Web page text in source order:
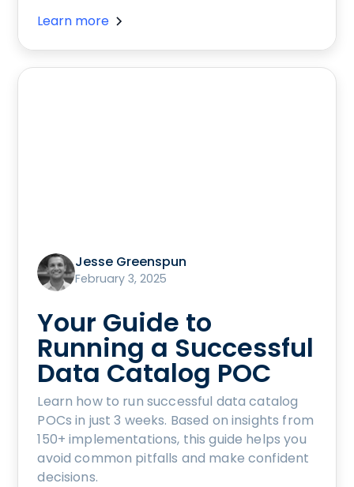
Learn more
Jesse Greenspun
February 3, 2025
Your Guide to
Running a Successful
Data Catalog POC
Learn how to run successful data catalog
POCs in just 3 weeks. Based on insights from
150+ implementations, this guide helps you
avoid common pitfalls and make confident
decisions.